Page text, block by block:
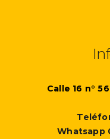
Calle 16 n°
Whatsapp